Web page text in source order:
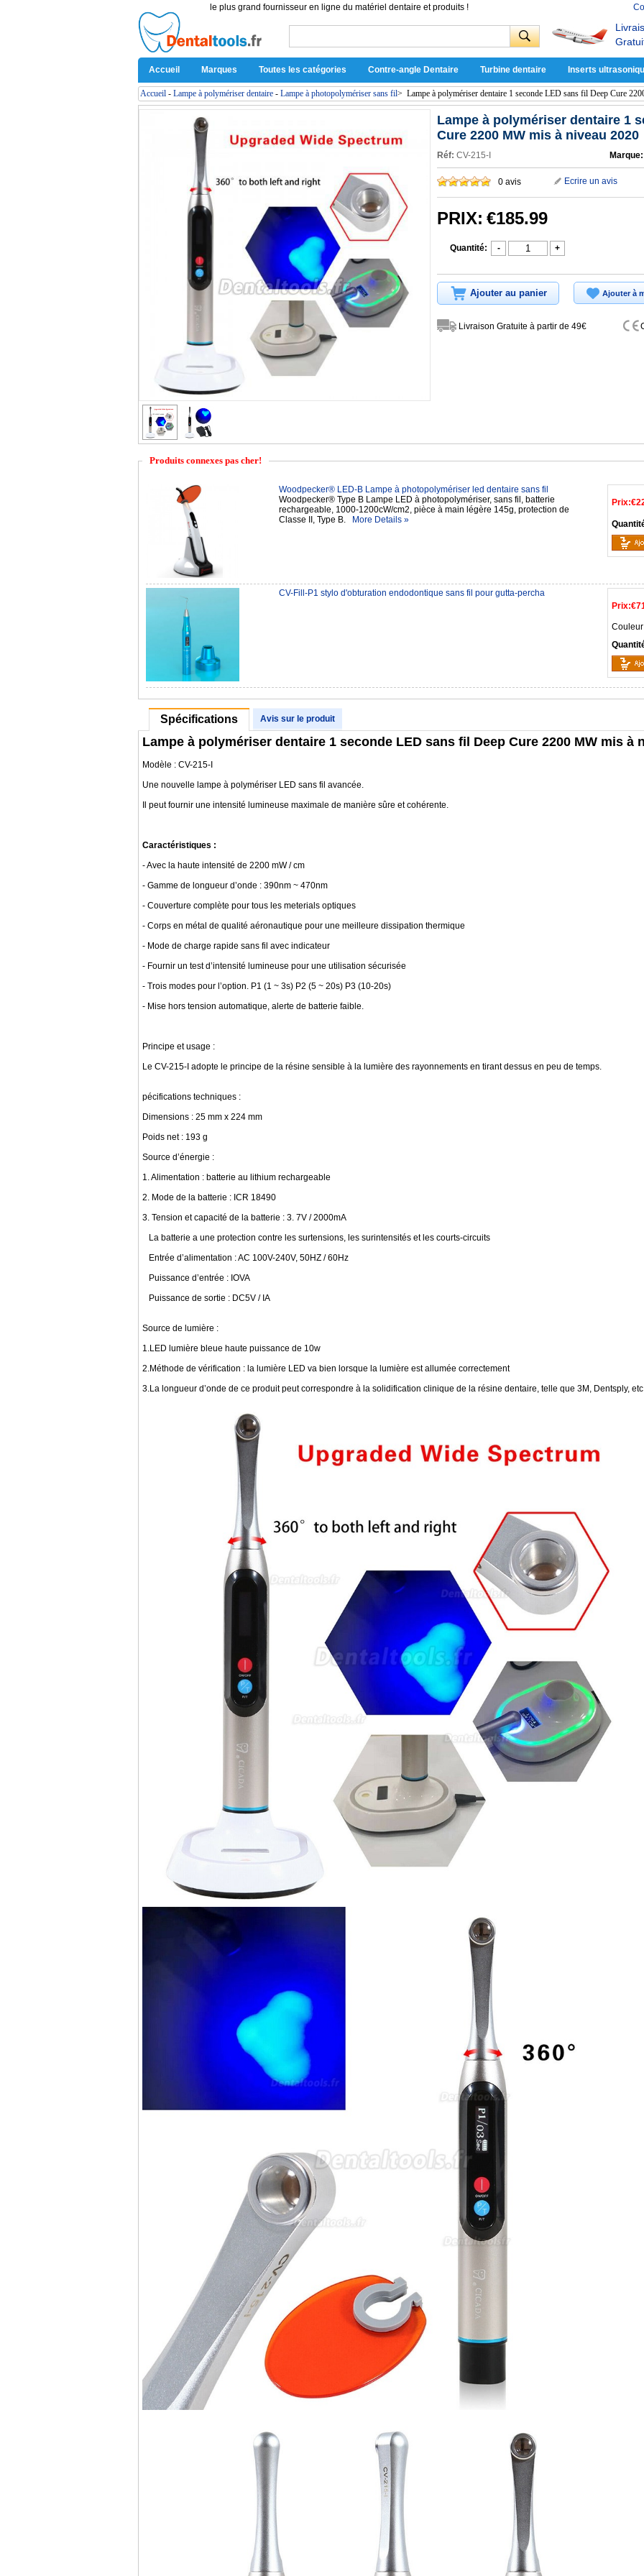
le plus grand fournisseur en ligne du matériel dentaire et produits !
Accueil Marques Toutes les catégories Contre-angle Dentaire Turbine dentaire Inserts
Accueil - Lampe à polymériser dentaire - Lampe à photopolymériser sans fil> Lampe à polymériser dentaire 1 seconde LED sans fil Deep Cure
Lampe à polymériser dentaire 1
Cure 2200 MW mis à niveau 2020
Réf: CV-215-I Marque:
0 avis Ecrire un avis
PRIX: €185.99
Quantité: - +
Ajouter au panier Ajouter à
Livraison Gratuite à partir de 49€
Produits connexes pas cher!
Prix:
Woodpecker® LED-B Lampe à photopolymériser led dentaire sans fil
Woodpecker® Type B Lampe LED à photopolymériser, sans fil, batterie
rechargeable, 1000-1200cW/cm2, pièce à main légère 145g, protection de
Classe II, Type B.
More Details »
Prix:
CV-Fill-P1 stylo d'obturation endodontique sans fil pour gutta-percha
Spécifications Avis sur le produit
Lampe à polymériser dentaire 1 seconde LED sans fil Deep Cure 2200 MW mis à
Modèle : CV-215-I
Une nouvelle lampe à polymériser LED sans fil avancée.
Il peut fournir une intensité lumineuse maximale de manière sûre et cohérente.
Caractéristiques :
- Avec la haute intensité de 2200 mW / cm
- Gamme de longueur d’onde : 390nm ~ 470nm
- Couverture complète pour tous les meterials optiques
- Corps en métal de qualité aéronautique pour une meilleure dissipation thermique
- Mode de charge rapide sans fil avec indicateur
- Fournir un test d’intensité lumineuse pour une utilisation sécurisée
- Trois modes pour l’option. P1 (1 ~ 3s) P2 (5 ~ 20s) P3 (10-20s)
- Mise hors tension automatique, alerte de batterie faible.
Principe et usage :
Le CV-215-I adopte le principe de la résine sensible à la lumière des rayonnements en tirant dessus en peu de temps.
pécifications techniques :
Dimensions : 25 mm x 224 mm
Poids net : 193 g
Source d’énergie :
1. Alimentation : batterie au lithium rechargeable
2. Mode de la batterie : ICR 18490
3. Tension et capacité de la batterie : 3. 7V / 2000mA
La batterie a une protection contre les surtensions, les surintensités et les courts-circuits
Entrée d’alimentation : AC 100V-240V, 50HZ / 60Hz
Puissance d’entrée : IOVA
Puissance de sortie : DC5V / IA
Source de lumière :
1.LED lumière bleue haute puissance de 10w
2.Méthode de vérification : la lumière LED va bien lorsque la lumière est allumée correctement
3.La longueur d’onde de ce produit peut correspondre à la solidification clinique de la résine dentaire, telle que 3M, Dentsply,